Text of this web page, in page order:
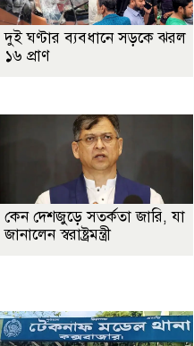
দুই ঘণ্টার ব্যবধানে সড়কে ঝরল
১৬ প্রাণ
কেন দেশজুড়ে সতর্কতা জারি, যা
জানালেন স্বরাষ্ট্রমন্ত্রী